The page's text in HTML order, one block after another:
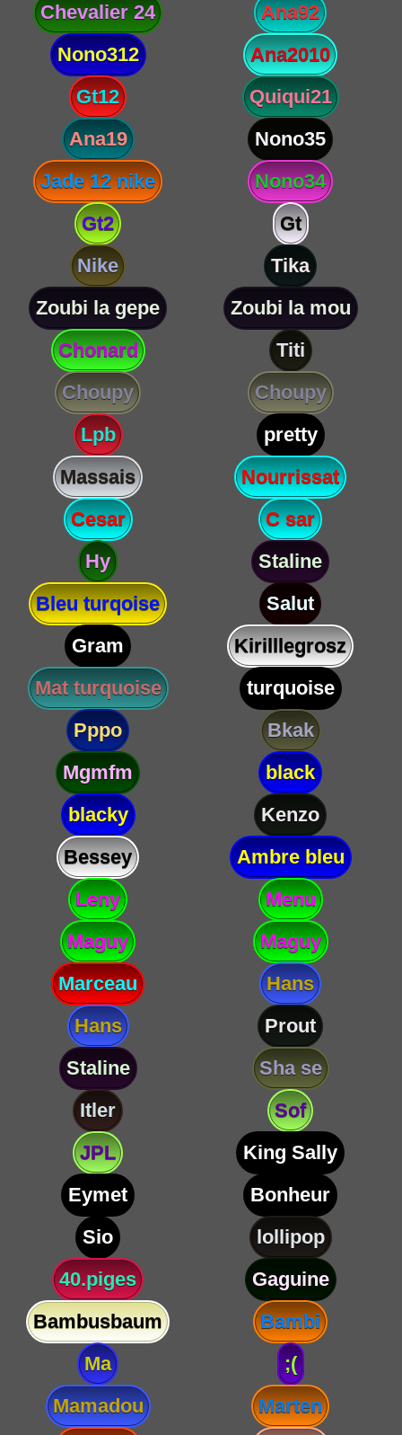
Chevalier 24
Ana92
Nono312
Ana2010
Gt12
Quiqui21
Ana19
Nono35
Jade 12 nike
Nono34
Gt2
Gt
Nike
Tika
Zoubi la gepe
Zoubi la mou
Chonard
Titi
Choupy
Choupy
Lpb
pretty
Massais
Nourrissat
Cesar
C sar
Hy
Staline
Bleu turqoise
Salut
Gram
Kirilllegrosz
Mat turquoise
turquoise
Pppo
Bkak
Mgmfm
black
blacky
Kenzo
Bessey
Ambre bleu
Leny
Menu
Maguy
Maguy
Marceau
Hans
Hans
Prout
Staline
Sha se
Itler
Sof
JPL
King Sally
Eymet
Bonheur
Sio
lollipop
40.piges
Gaguine
Bambusbaum
Bambi
Ma
;(
Mamadou
Marten